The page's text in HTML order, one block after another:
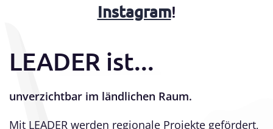
Instagram!
LEADER ist...
unverzichtbar im ländlichen Raum.
Mit LEADER werden regionale Projekte gefördert,